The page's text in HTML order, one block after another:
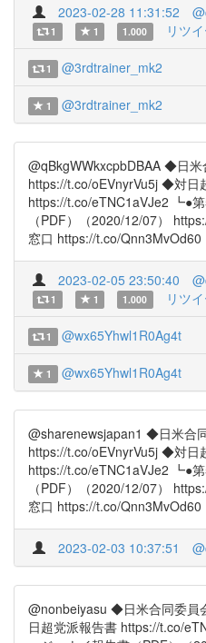
2023-02-28 11:31:52
1 1 1.000 リツ
1 @3rdtrainer_mk2
1 @3rdtrainer_mk2
@qBkgWWkxcpbDBAA ◆日米
https://t.co/oEVnyrVu5j ◆対日
https://t.co/eTNC1aVJe2 ┗●
（PDF）（2020/12/07）
窓口 https://t.co/Qnn3MvOd60
2023-02-05 23:50:40
1 1 1.000 リツ
1 @wx65Yhwl1R0Ag4t
1 @wx65Yhwl1R0Ag4t
@sharenewsjapan1 ◆日米合
https://t.co/oEVnyrVu5j ◆対日
https://t.co/eTNC1aVJe2 ┗●
（PDF）（2020/12/07）
窓口 https://t.co/Qnn3MvOd60
2023-02-03 10:37:51
@nonbeiyasu ◆日米合同委
日超党派報告書 https://t.co/